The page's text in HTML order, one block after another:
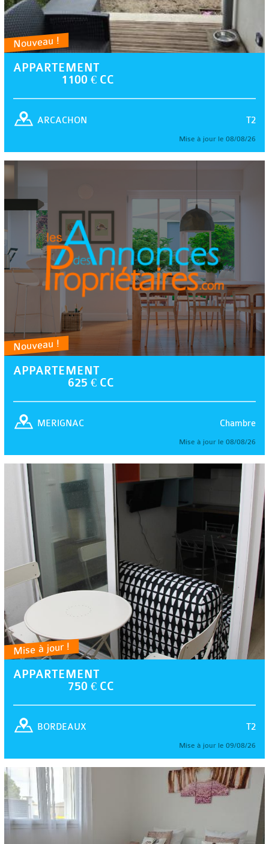
Nouveau !
APPARTEMENT
1100 € CC
T2
ARCACHON
Mise à jour le 08/08/26
Nouveau !
APPARTEMENT
625 € CC
Chambre
MERIGNAC
Mise à jour le 08/08/26
Mise à jour !
APPARTEMENT
750 € CC
T2
BORDEAUX
Mise à jour le 09/08/26